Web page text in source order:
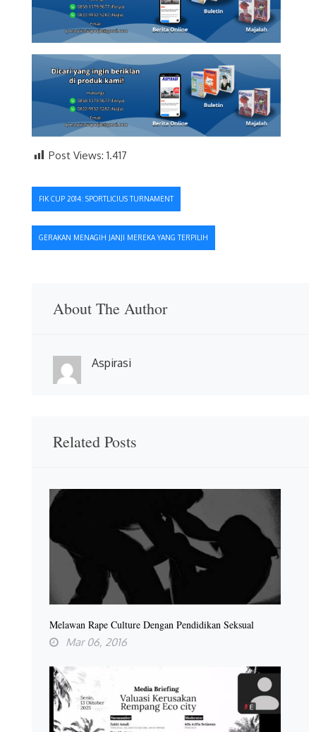
Post Views: 1.417
Navigasi
pos
FIK CUP 2014: SPORTLICIUS TURNAMENT
GERAKAN MENAGIH JANJI MEREKA YANG TERPILIH
About The Author
Aspirasi
Related Posts
Melawan Rape Culture Dengan Pendidikan Seksual
Mar 06, 2016